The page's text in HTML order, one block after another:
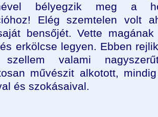
bélyegzik meg a
Elég szemtelen volt
bensőjét. Vette
erkölcse legyen. Ebben
szellem valami
művészit alkotott,
és szokásaival.